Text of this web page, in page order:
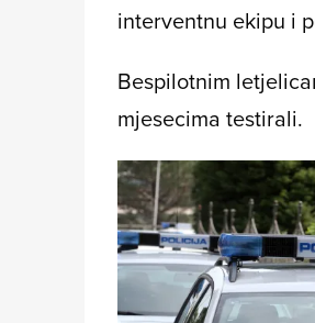
interventnu ekipu i
Bespilotnim
mjesecima testirali.